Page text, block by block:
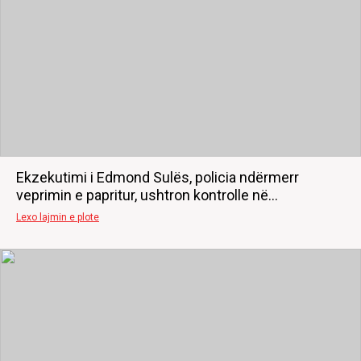
Ekzekutimi i Edmond Sulës, policia ndërmerr
veprimin e papritur, ushtron kontrolle në...
Lexo lajmin e plote